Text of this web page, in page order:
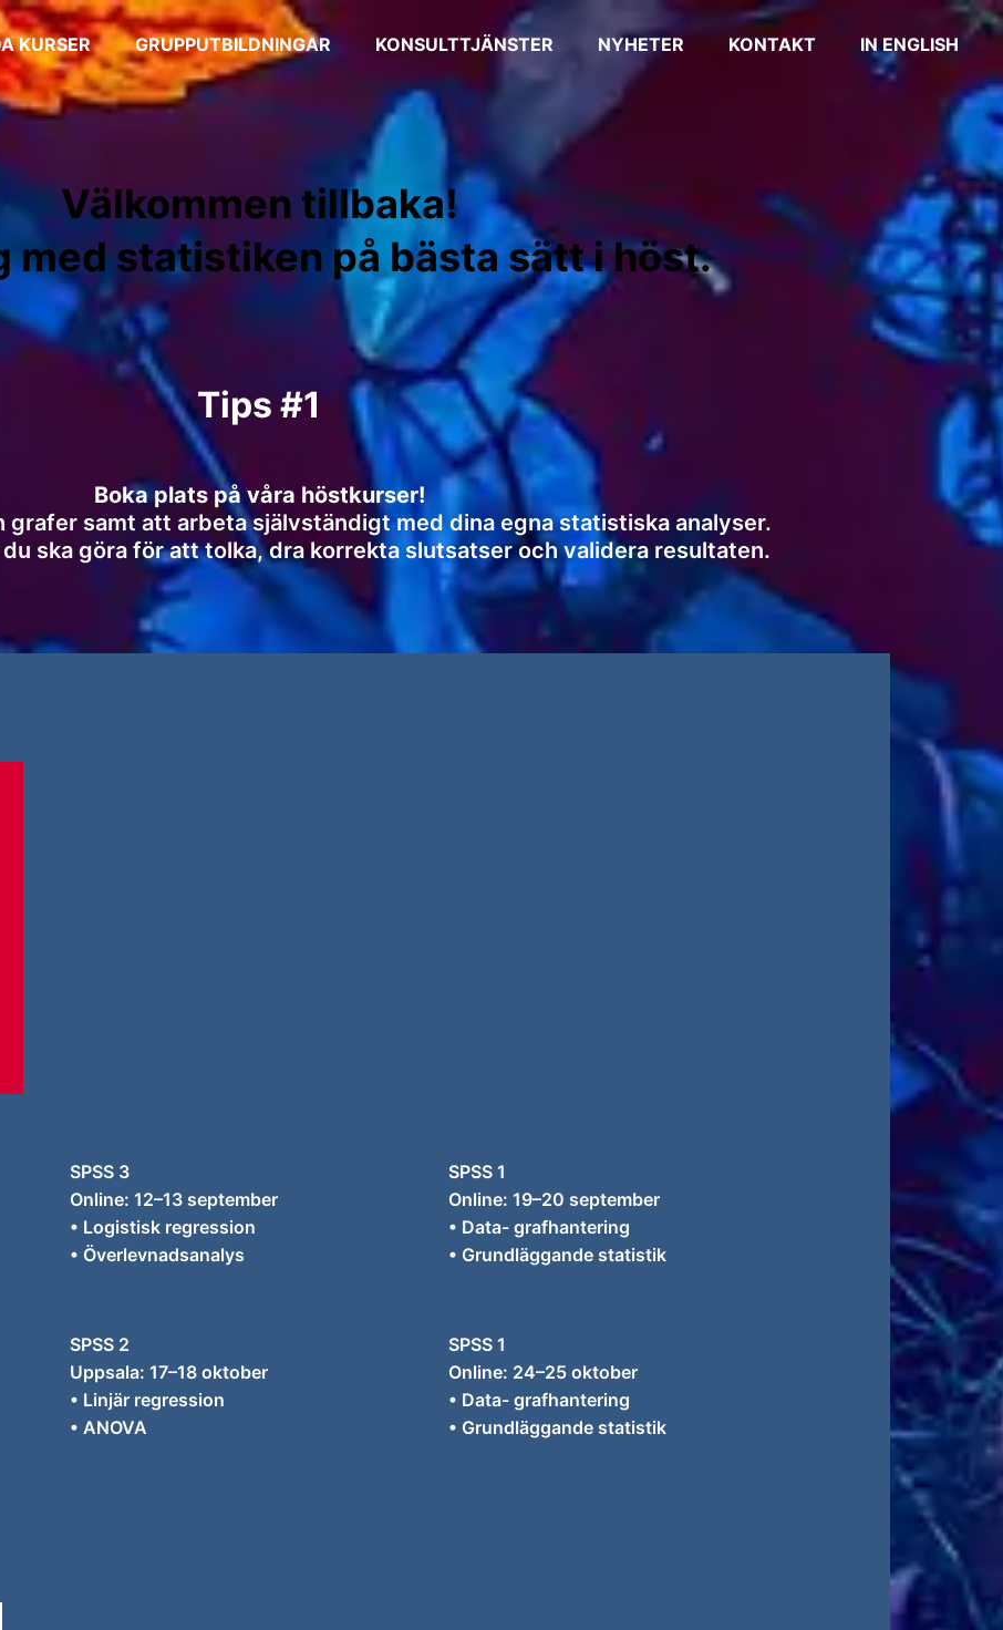
KURSER GRUPPUTBILDNINGAR KONSULTTJÄNSTER NYHETER KONTAKT IN ENGLISH
Välkommen tillbaka!
med statistiken på bästa sätt i höst.
Tips #1
Boka plats på våra höstkurser!
grafer samt att arbeta självständigt med dina egna statistiska analyser.
ska göra för att tolka, dra korrekta slutsatser och validera resultaten.
SPSS 3
Online: 12–13 september
• Logistisk regression
• Överlevnadsanalys
SPSS 1
Online: 19–20 september
• Data- grafhantering
• Grundläggande statistik
SPSS 2
Uppsala: 17–18 oktober
• Linjär regression
• ANOVA
SPSS 1
Online: 24–25 oktober
• Data- grafhantering
• Grundläggande statistik